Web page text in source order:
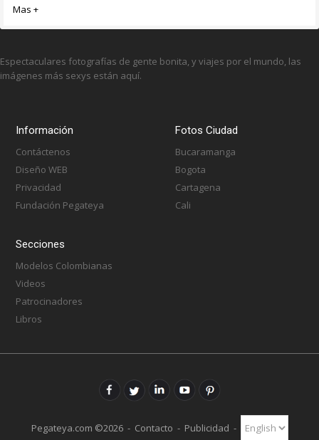
Mas +
Espectaculares fotografías de gente bonita, y viajes por el mundo, las
imágenes más sexys están aquí.
Información
Contáctenos
Diseño WEB
Privacidad
Fundación Pegateya
Fotos Ciudad
Bucaramanga
Bogota
Cartagena
Cali
Secciones
Modelos Colombianas
Videos
Patrocinadores
Libros
Pegateya.com ©2026 - Contacto - Publicidad -